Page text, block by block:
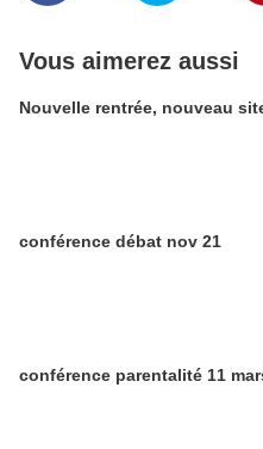
Vous aimerez aussi
Nouvelle rentrée, nouveau
conférence débat nov 21
conférence parentalité 11